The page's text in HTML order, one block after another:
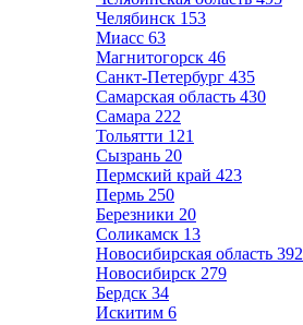
Челябинск 153
Миасс 63
Магнитогорск 46
Санкт-Петербург 435
Самарская область 430
Самара 222
Тольятти 121
Сызрань 20
Пермский край 423
Пермь 250
Березники 20
Соликамск 13
Новосибирская область 392
Новосибирск 279
Бердск 34
Искитим 6